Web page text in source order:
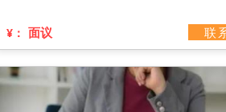
¥： 面议 联